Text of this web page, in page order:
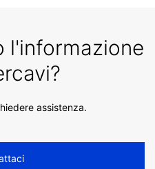
l'informazione
assistenza.